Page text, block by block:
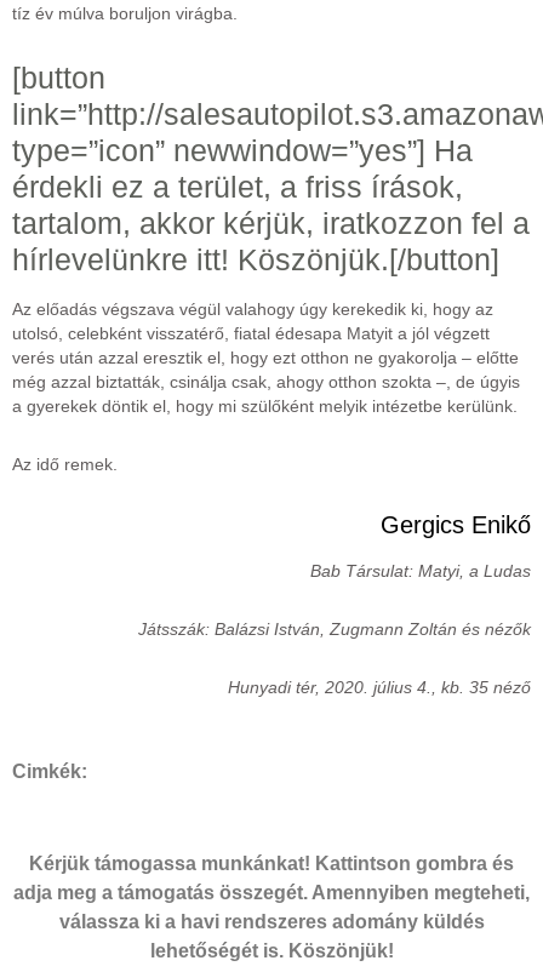
tíz év múlva boruljon virágba.
[button
link=”http://
type=”icon” newwindow=”yes”] Ha
érdekli ez a terület, a friss írások,
tartalom, akkor kérjük, iratkozzon fel a
hírlevelünkre itt! Köszönjük.[/button]
Az előadás végszava végül valahogy úgy kerekedik ki, hogy az
utolsó, celebként visszatérő, fiatal édesapa Matyit a jól végzett
verés után azzal eresztik el, hogy ezt otthon ne gyakorolja – előtte
még azzal biztatták, csinálja csak, ahogy otthon szokta –, de úgyis
a gyerekek döntik el, hogy mi szülőként melyik intézetbe kerülünk.
Az idő remek.
Gergics Enikő
Bab Társulat: Matyi, a Ludas
Játsszák: Balázsi István, Zugmann Zoltán és nézők
Hunyadi tér, 2020. július 4., kb. 35 néző
Cimkék:
Kérjük támogassa munkánkat! Kattintson gombra és
adja meg a támogatás összegét. Amennyiben megteheti,
válassza ki a havi rendszeres adomány küldés
lehetőségét is. Köszönjük!